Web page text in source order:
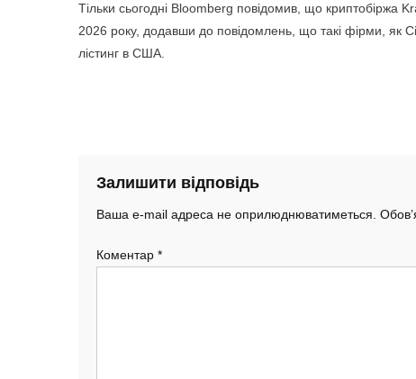
Тільки сьогодні Bloomberg повідомив, що криптобіржа
2026 року, додавши до повідомлень, що такі фірми, як
лістинг в США.
Залишити відповідь
Ваша e-mail адреса не оприлюднюватиметься.
Коментар *